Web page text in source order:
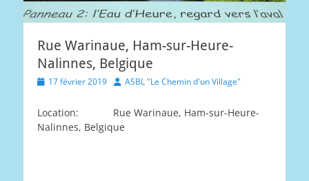
Rue Warinaue, Ham-sur-Heure-
Nalinnes, Belgique
Posted17 février 2019 Author
ASBL "Le Chemin d'un Village"
Location:
Rue Warinaue, Ham-sur-Heure-
Nalinnes, Belgique